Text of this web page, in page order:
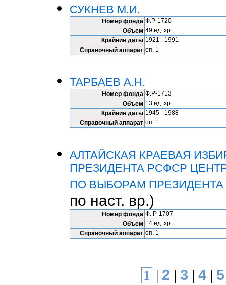
СУКНЕВ М.И.
Номер фонда Ф.Р-1720
Объем 49 ед. хр.
Крайние даты 1921 - 1991
Справочный аппарат оп. 1
ТАРБАЕВ А.Н.
Номер фонда Ф.Р-1713
Объем 13 ед. хр.
Крайние даты 1945 - 1988
Справочный аппарат оп. 1
АЛТАЙСКАЯ КРАЕВАЯ
ПРЕЗИДЕНТА РСФСР
ПО ВЫБОРАМ ПРЕЗИДЕНТА
по наст. вр.)
Номер фонда Ф. Р-1707
Объем 14 ед. хр.
Справочный аппарат оп. 1
1 | 2 | 3 | 4 |